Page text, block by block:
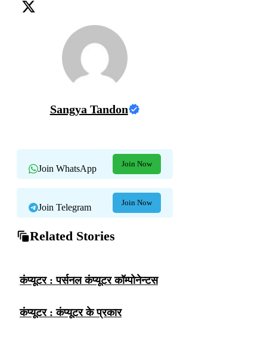
Sangya Tandon
Join WhatsApp Join Now
Join Telegram Join Now
Related Stories
कंप्यूटर : पर्सनल कंप्यूटर कॉम्पोनेन्टस
कंप्यूटर : कंप्यूटर के प्रकार